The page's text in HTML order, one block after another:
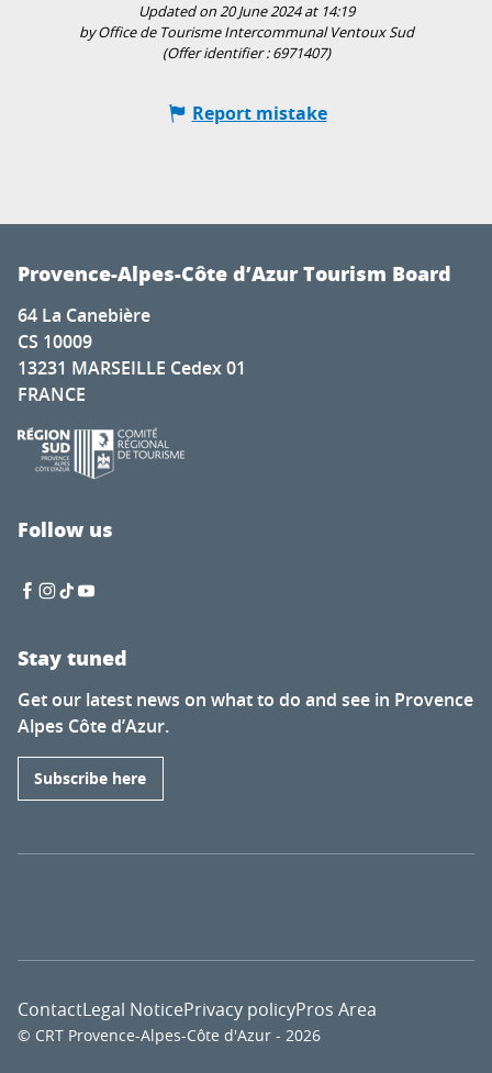
Updated on 20 June 2024 at 14:19
by Office de Tourisme Intercommunal Ventoux Sud
(Offer identifier :6971407)
Report mistake
Provence-Alpes-Côte d’Azur Tourism Board
64 La Canebière
CS 10009
13231 MARSEILLE Cedex 01
FRANCE
Follow us
Stay tuned
Get our latest news on what to do and see in Provence
Alpes Côte d’Azur.
Subscribe here
© CRT Provence-Alpes-Côte d'Azur - 2026
ContactLegal NoticePrivacy policyPros Area